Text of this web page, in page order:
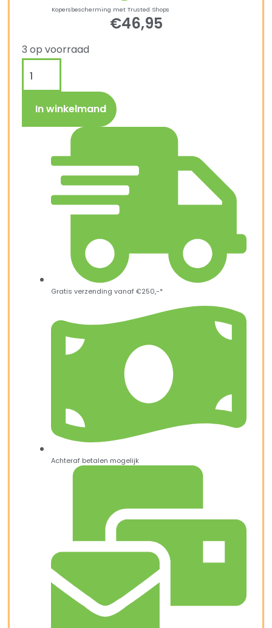
Kopersbescherming met Trusted Shops
€46,95
3 op voorraad
In winkelmand
Gratis verzending vanaf €250,-*
Achteraf betalen mogelijk